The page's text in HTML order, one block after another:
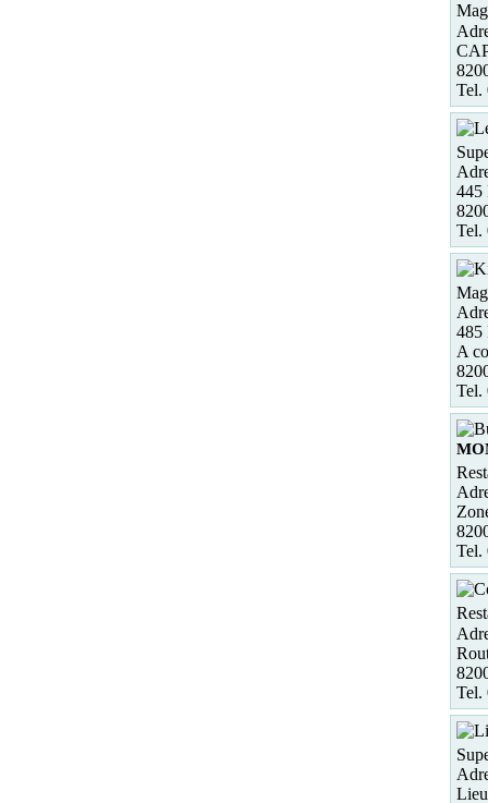
Tel.
Tel.
485
A
Tel.
Tel.
Tel.